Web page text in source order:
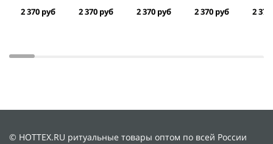
2 370 руб
2 370 руб
2 370 руб
2 370 руб
2
© HOTTEX.RU ритуальные товары оптом по всей России